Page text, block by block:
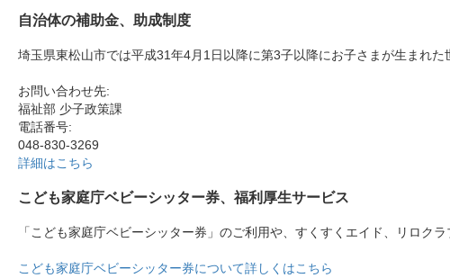
自治体の補助金、助成制度
埼玉県東松山市では平成31年4月1日以降に第3子以降にお子さまが生まれ
お問い合わせ先:
福祉部 少子政策課
電話番号:
048-830-3269
詳細はこちら
こども家庭庁ベビーシッター券、福利厚生サービス
「こども家庭庁ベビーシッター券」のご利用や、すくすくエイド、リロク
こども家庭庁ベビーシッター券について詳しくはこちら